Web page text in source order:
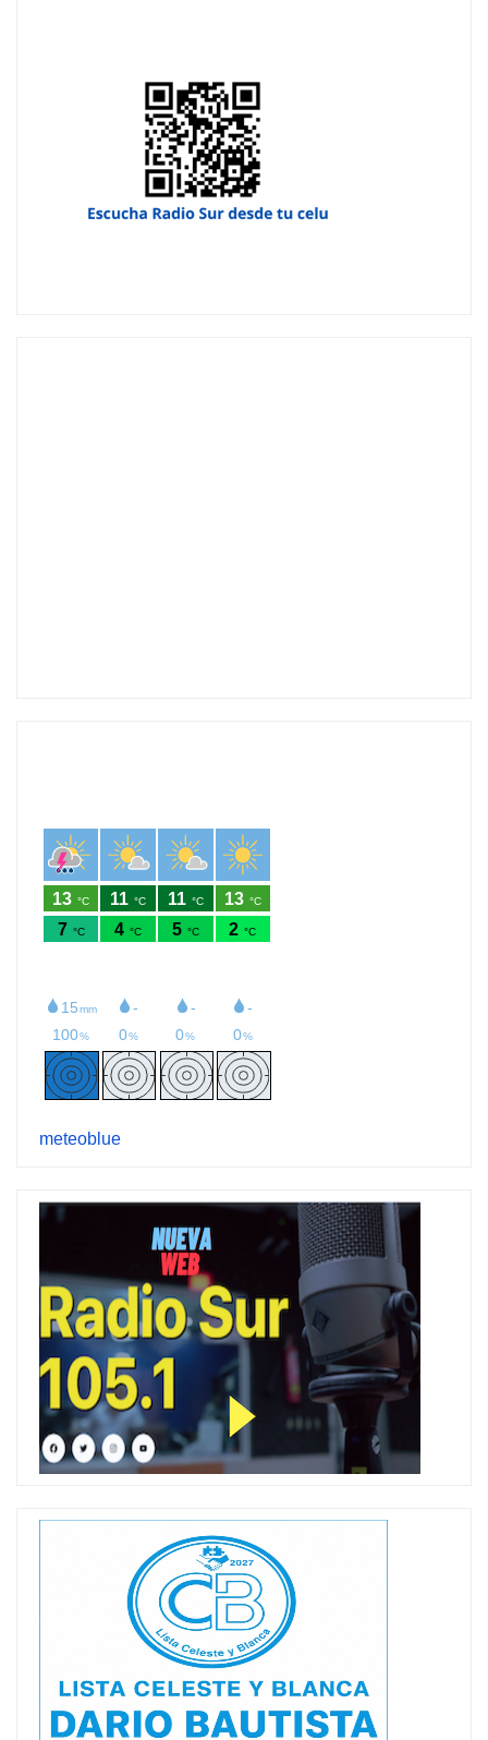
meteoblue